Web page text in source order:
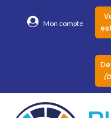
Mon compte